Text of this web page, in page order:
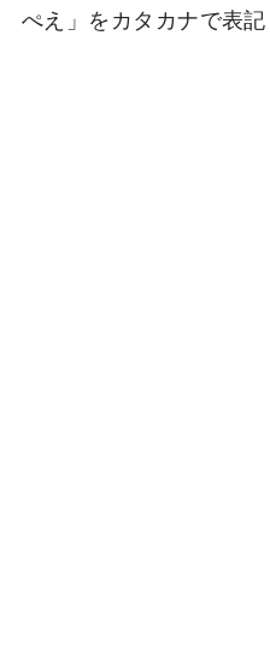
ぺえ」をカタカナで表記